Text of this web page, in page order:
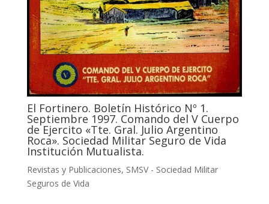
El Fortinero. Boletín Histórico Nº 1.
Septiembre 1997. Comando del V Cuerpo
de Ejercito «Tte. Gral. Julio Argentino
Roca». Sociedad Militar Seguro de Vida
Institución Mutualista.
Revistas y Publicaciones, SMSV - Sociedad Militar
Seguros de Vida